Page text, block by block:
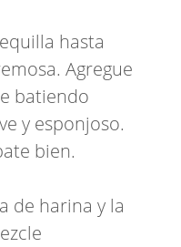
hasta
Agregue
batiendo
y esponjoso.
bien.
de harina y la